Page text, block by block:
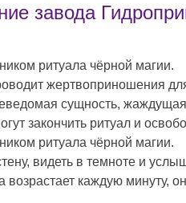
завода
ритуала чёрной магии.
жертвоприношения
сущность,
закончить ритуал и
ритуала чёрной магии.
видеть в темноте и
каждую минуту,